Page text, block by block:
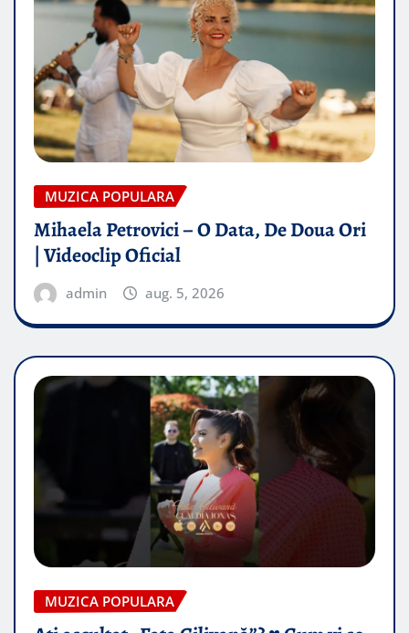
MUZICA POPULARA
Mihaela Petrovici – O Data, De Doua Ori
| Videoclip Oficial
admin aug. 5, 2026
MUZICA POPULARA